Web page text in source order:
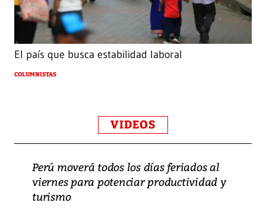
El país que busca estabilidad laboral
COLUMNISTAS
VIDEOS
Perú moverá todos los días feriados al
viernes para potenciar productividad y
turismo